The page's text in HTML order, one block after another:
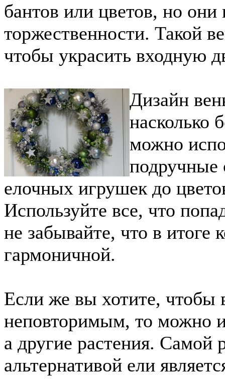
бантов или цветов, но
торжественности. Такой
чтобы украсить входную
Дизайн
насколько
можно
подручные
елочных игрушек до
Используйте все, что
не забывайте, что в итоге
гармоничной.
Если же вы хотите,
неповторимым, то можно
а другие растения. Самой
альтернативой ели